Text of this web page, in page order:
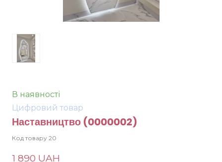
В наявності
Цифровий товар
Наставництво (0000002)
Код товару 20
1 890 UAH